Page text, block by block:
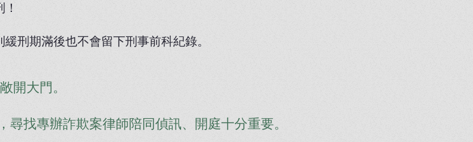
刑期滿後也不會留下刑事前科紀錄。
開大門。
找專辦詐欺案律師陪同偵訊、開庭十分重要。